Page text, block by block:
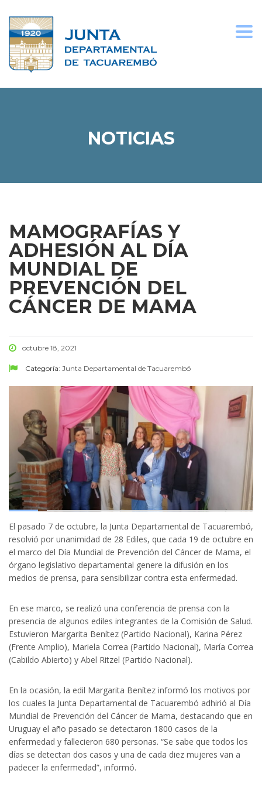
NOTICIAS
MAMOGRAFÍAS Y
ADHESIÓN AL DÍA
MUNDIAL DE
PREVENCIÓN DEL
CÁNCER DE MAMA
octubre 18, 2021
Categoría: Junta Departamental de Tacuarembó
El pasado 7 de octubre, la Junta Departamental de Tacuarembó,
resolvió por unanimidad de 28 Ediles, que cada 19 de octubre en
el marco del Día Mundial de Prevención del Cáncer de Mama, el
órgano legislativo departamental genere la difusión en los
medios de prensa, para sensibilizar contra esta enfermedad.
En ese marco, se realizó una conferencia de prensa con la
presencia de algunos ediles integrantes de la Comisión de Salud.
Estuvieron Margarita Benítez (Partido Nacional), Karina Pérez
(Frente Amplio), Mariela Correa (Partido Nacional), María Correa
(Cabildo Abierto) y Abel Ritzel (Partido Nacional).
En la ocasión, la edil Margarita Benítez informó los motivos por
los cuales la Junta Departamental de Tacuarembó adhirió al Día
Mundial de Prevención del Cáncer de Mama, destacando que en
Uruguay el año pasado se detectaron 1800 casos de la
enfermedad y fallecieron 680 personas. “Se sabe que todos los
días se detectan dos casos y una de cada diez mujeres van a
padecer la enfermedad”, informó.